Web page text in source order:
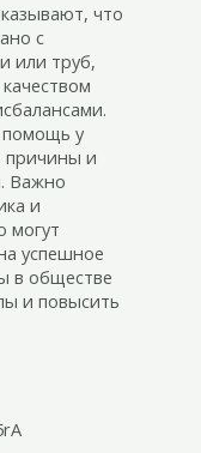
что
с
или труб,
у
причины и
Важно
и
могут
успешное
в обществе
и повысить